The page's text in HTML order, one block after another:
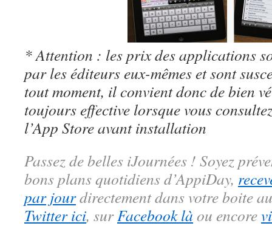
* Attention : les prix des applications
par les éditeurs eux-mêmes et sont
tout moment, il convient donc de bien
toujours effective lorsque vous
l’App Store avant installation
Passez de belles iJournées ! Soyez
bons plans quotidiens d’AppiDay,
par jourdirectement dans votre boite
Twitter ici, surFacebook là ou encore